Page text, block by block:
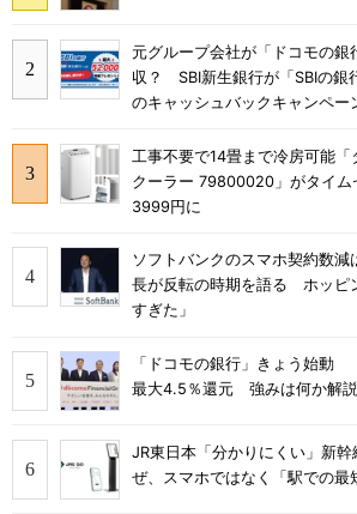
元グループ会社が「ドコモの銀
収？ SBI新生銀行が「SBIの銀
のキャッシュバックキャンペー
工事不要で14畳まで冷房可能「
クーラー 79800020」がタイム
3999円に
ソフトバンクのスマホ契約数
長が反転の時期を語る ホッピ
すぎた」
「ドコモの銀行」きょう始動
最大4.5％還元 強みは何か解説
JR東日本「分かりにくい」新
ぜ、スマホではなく「駅での最